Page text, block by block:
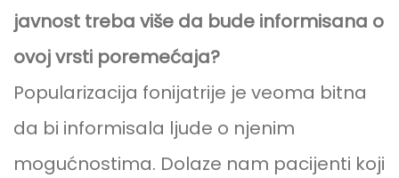
javnost treba više da bude informisana o
ovoj vrsti poremećaja?
Popularizacija fonijatrije je veoma bitna
da bi informisala ljude o njenim
mogućnostima. Dolaze nam pacijenti koji